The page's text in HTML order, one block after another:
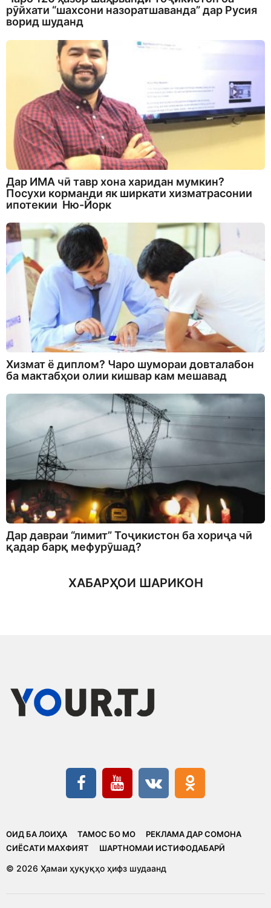
рӯйхати “шахсони назоратшаванда” дар Русия
ворид шуданд
Дар ИМА чӣ тавр хона харидан мумкин?
Посухи корманди як ширкати хизматрасонии
ипотекии Ню-Йорк
Хизмат ё диплом? Чаро шумораи довталабон
ба мактабҳои олии кишвар кам мешавад
Дар давраи “лимит” Тоҷикистон ба хориҷа чӣ
қадар барқ мефурӯшад?
ХАБАРҲОИ ШАРИКОН
ОИД БА ЛОИҲА ТАМОС БО МО
РЕКЛАМА ДАР СОМОНА
CИЁСАТИ МАХФИЯТ
ШАРТНОМАИ ИСТИФОДАБАРӢ
© 2026 Ҳамаи ҳуқуқҳо ҳифз шудаанд